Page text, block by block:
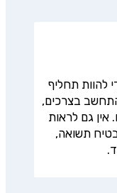
להוות תחליף
בצרכים,
אין גם לראות
תשואה,